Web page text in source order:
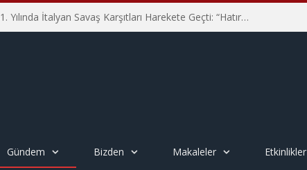
Hiroşima’nın 81. Yılında İtalyan Savaş Karşıtları Harekete Geçti: “Hatırlamak yeterli değil”
Gündem Bizden Makaleler Etkinlikler